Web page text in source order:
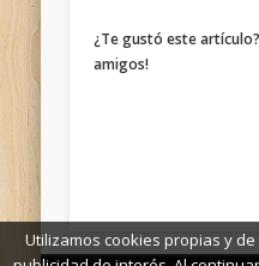
¿Te gustó este
amigos!
Utilizamos cookies propias y